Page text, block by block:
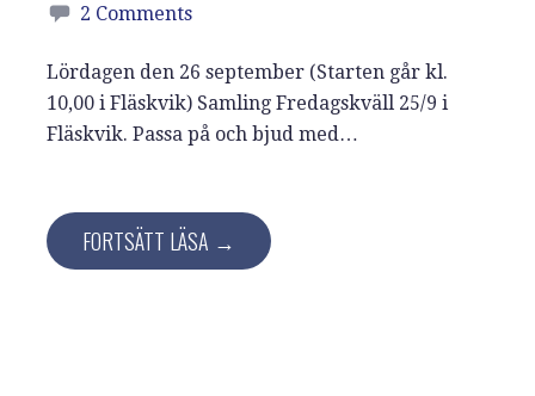
2 Comments
Lördagen den 26 september (Starten går kl.
10,00 i Fläskvik) Samling Fredagskväll 25/9 i
Fläskvik. Passa på och bjud med…
FORTSÄTT LÄSA →